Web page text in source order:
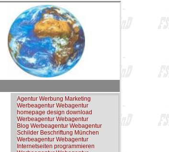
Agentur Werbung Marketing
Werbeagentur Webagentur
homepage design download
Werbeagentur Webagentur
Blog Werbeagentur Webagentur
Schilder Beschriftung München
Werbeagentur Webagentur
Internetseiten programmieren